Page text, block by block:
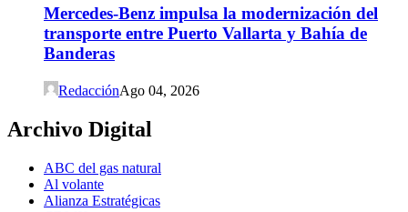
Mercedes-Benz impulsa la modernización del
transporte entre Puerto Vallarta y Bahía de
Banderas
RedacciónAgo 04, 2026
Archivo Digital
ABC del gas natural
Al volante
Alianza Estratégicas